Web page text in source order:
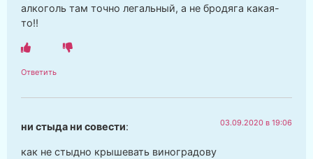
алкоголь там точно легальный, а не бродяга какая-
то!!
Ответить
ни стыда ни совести: 03.09.2020 в 19:06
как не стыдно крышевать виноградову